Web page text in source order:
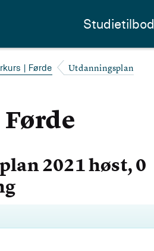
Studietilbod
| Førde Utdanningsplan
Førde
2021 høst, 0